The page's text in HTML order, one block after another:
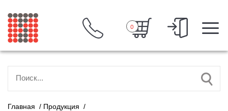
0
Главная / Продукция /